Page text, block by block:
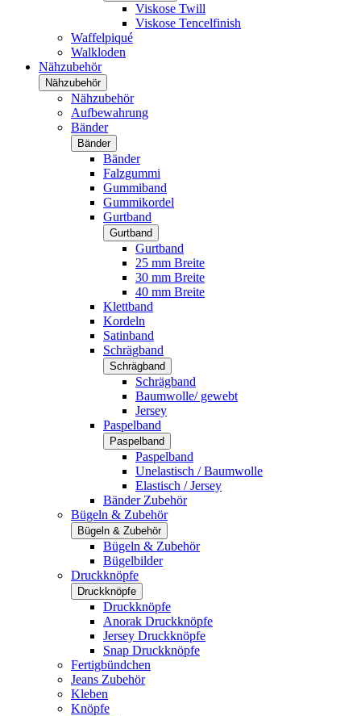
Viskose Twill
Viskose Tencelfinish
Waffelpiqué
Walkloden
Nähzubehör
Nähzubehör
Nähzubehör
Aufbewahrung
Bänder
Bänder
Bänder
Falzgummi
Gummiband
Gummikordel
Gurtband
Gurtband
Gurtband
25 mm Breite
30 mm Breite
40 mm Breite
Klettband
Kordeln
Satinband
Schrägband
Schrägband
Schrägband
Baumwolle/ gewebt
Jersey
Paspelband
Paspelband
Paspelband
Unelastisch / Baumwolle
Elastisch / Jersey
Bänder Zubehör
Bügeln & Zubehör
Bügeln & Zubehör
Bügeln & Zubehör
Bügelbilder
Druckknöpfe
Druckknöpfe
Druckknöpfe
Anorak Druckknöpfe
Jersey Druckknöpfe
Snap Druckknöpfe
Fertigbündchen
Jeans Zubehör
Kleben
Knöpfe